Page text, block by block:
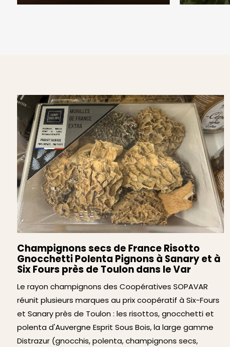
Champignons secs de France Risotto
Gnocchetti Polenta Pignons à Sanary et à
Six Fours près de Toulon dans le Var
Le rayon champignons des Coopératives SOPAVAR
réunit plusieurs marques au prix coopératif à Six-Fours
et Sanary près de Toulon : les risottos, gnocchetti et
polenta d'Auvergne Esprit Sous Bois, la large gamme
Distrazur (gnocchis, polenta, champignons secs,